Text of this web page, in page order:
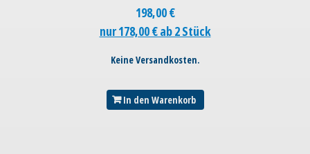
198,00€
nur 178,00 € ab 2 Stück
Keine Versandkosten.
In den Warenkorb